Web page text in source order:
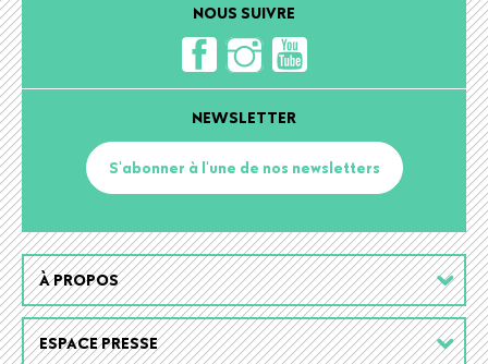
NOUS SUIVRE
NEWSLETTER
S'abonner à l'une de nos newsletters
Footer
menu
À PROPOS
ESPACE PRESSE